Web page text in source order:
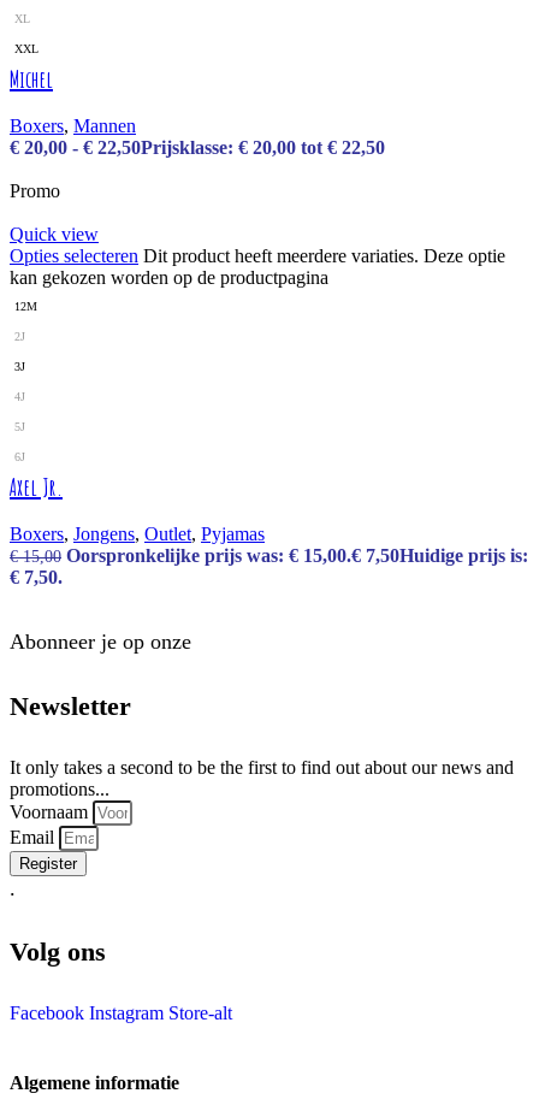
XL
XXL
Michel
Boxers, Mannen
€ 20,00 - € 22,50Prijsklasse: € 20,00 tot € 22,50
Promo
Quick view
Opties selecteren Dit product heeft meerdere variaties. Deze optie
kan gekozen worden op de productpagina
12M
2J
3J
4J
5J
6J
Axel Jr.
Boxers, Jongens, Outlet, Pyjamas
€15,00 Oorspronkelijke prijs was: € 15,00.€ 7,50Huidige prijs is:
€ 7,50.
Abonneer je op onze
Newsletter
It only takes a second to be the first to find out about our news and
promotions...
Voornaam
Email
Register
.
Volg ons
Facebook Instagram Store-alt
Algemene informatie